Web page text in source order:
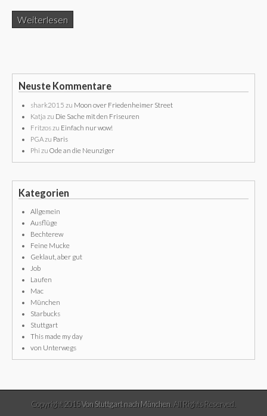
Weiterlesen
Neuste Kommentare
shark2015 zu Moon over Friedenheimer Street
Katja zu Die Sache mit den Friseuren
Fritzoszu Einfach nur wow!
PGAzu Paris
Phi zu Ode an die Neunziger
Kategorien
Allgemein
Ausflüge
Bechterew
Feine Mucke
Geklaut, aber gut
Job
Laufen
Mac
München
Starbucks
Stuttgart
This made my day
von Unterwegs
Copyright 2015Von Stuttgart nach München . All Rights Reserved.